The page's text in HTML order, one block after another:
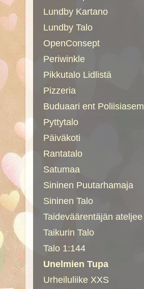
Lundby Kartano
Lundby Talo
OpenConsept
Periwinkle
Pikkutalo Lidlistä
Pizzeria
Buduaari ent
Pyttytalo
Päiväkoti
Rantatalo
Satumaa
Sininen Puutarhamaja
Sininen Talo
Taideväärentäjän ateljee
Taikurin Talo
Talo 1:144
Unelmien Tupa
Urheiluliike XXS